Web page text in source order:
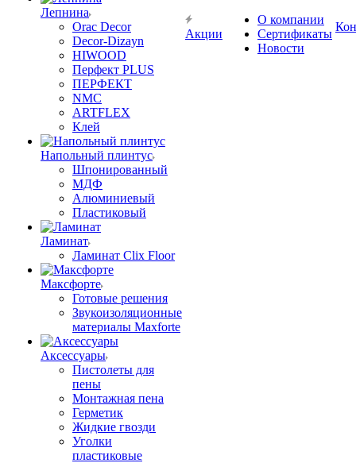
Лепнина
Orac Decor
Decor-Dizayn
HIWOOD
Перфект PLUS
ПЕРФЕКТ
NMC
ARTFLEX
Клей
Напольный плинтус
Шпонированный
МДФ
Алюминиевый
Пластиковый
Ламинат
Ламинат Clix Floor
Максфорте
Готовые решения
Звукоизоляционные
материалы Maxforte
Аксессуары
Пистолеты для
пены
Монтажная пена
Герметик
Жидкие гвозди
Уголки
пластиковые
Акции
О компании
Сертификаты
Новости